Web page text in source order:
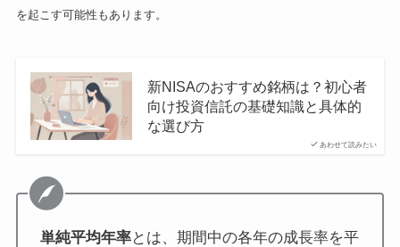
を起こす可能性もあります。
あわせて読みたい
新NISAのおすすめ銘柄は？初心者
向け投資信託の基礎知識と具体的
な選び方
単純平均年率とは、期間中の各年の成長率を平